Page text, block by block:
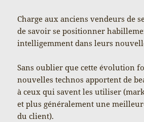
Charge aux anciens vendeurs de
de savoir se positionner
intelligemment dans leurs
Sans oublier que cette évolution
nouvelles technos apportent de
à ceux qui savent les utiliser
et plus généralement une
du client).